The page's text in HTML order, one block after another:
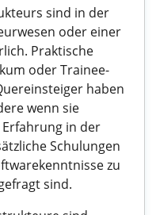
sind in der
oder einer
Praktische
oder Trainee-
haben
wenn sie
in der
Schulungen
zu
sind.